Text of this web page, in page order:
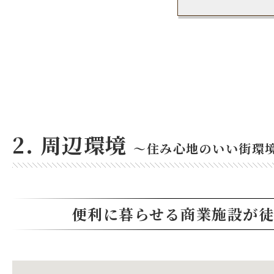
2. 周辺環境 ～住み心地のいい街環
便利に暮らせる商業施設が